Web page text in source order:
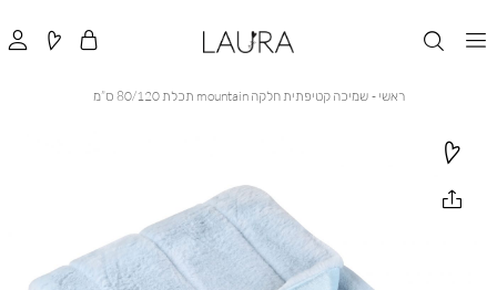
ראשי ראשי
שמיכה קטיפתית חלקה mountain תכלת 80/120 ס”מ